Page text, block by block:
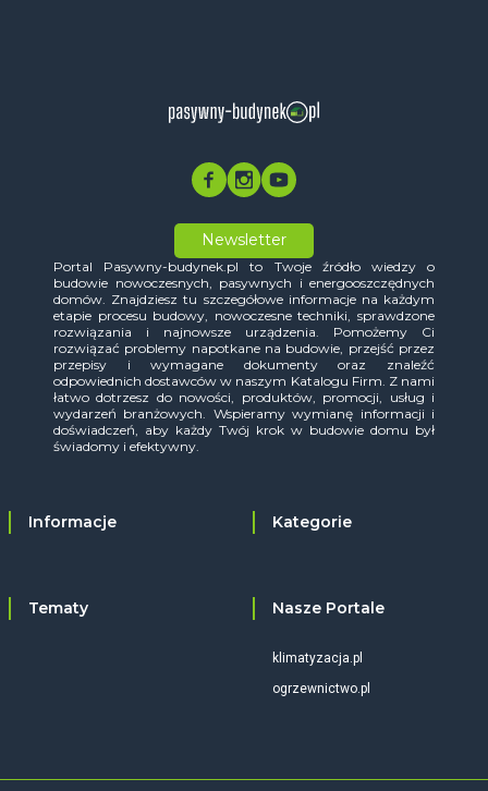
Newsletter
Portal Pasywny-budynek.pl to Twoje źródło wiedzy o
budowie nowoczesnych, pasywnych i energooszczędnych
domów. Znajdziesz tu szczegółowe informacje na każdym
etapie procesu budowy, nowoczesne techniki, sprawdzone
rozwiązania i najnowsze urządzenia. Pomożemy Ci
rozwiązać problemy napotkane na budowie, przejść przez
przepisy i wymagane dokumenty oraz znaleźć
odpowiednich dostawców w naszym Katalogu Firm. Z nami
łatwo dotrzesz do nowości, produktów, promocji, usług i
wydarzeń branżowych. Wspieramy wymianę informacji i
doświadczeń, aby każdy Twój krok w budowie domu był
świadomy i efektywny.
Informacje Kategorie
Tematy Nasze Portale
klimatyzacja.pl
ogrzewnictwo.pl